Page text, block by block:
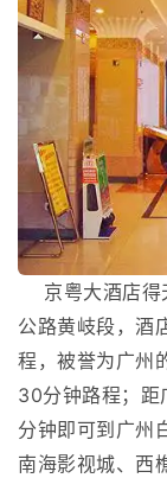
京粤大酒店得
公路黄岐段，酒
程，被誉为广州
30分钟路程；距
分钟即可到广州
南海影视城、西